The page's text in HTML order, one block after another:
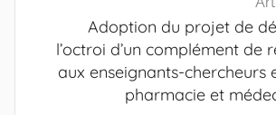
Adoption du projet de
l’octroi d’un complément de
aux enseignants-chercheurs
pharmacie et